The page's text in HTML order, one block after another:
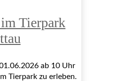
Tierpark
ab 10 Uhr
Tierpark zu erleben.